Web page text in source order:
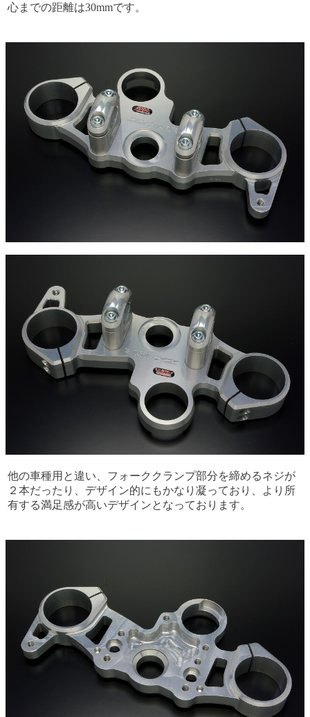
心までの距離は30mmです。
他の車種用と違い、フォーククランプ部分を締めるネジが
２本だったり、デザイン的にもかなり凝っており、より所
有する満足感が高いデザインとなっております。